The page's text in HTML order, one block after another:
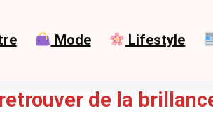
Mode Lifestyle
de la